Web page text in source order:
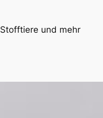
Stofftiere und mehr